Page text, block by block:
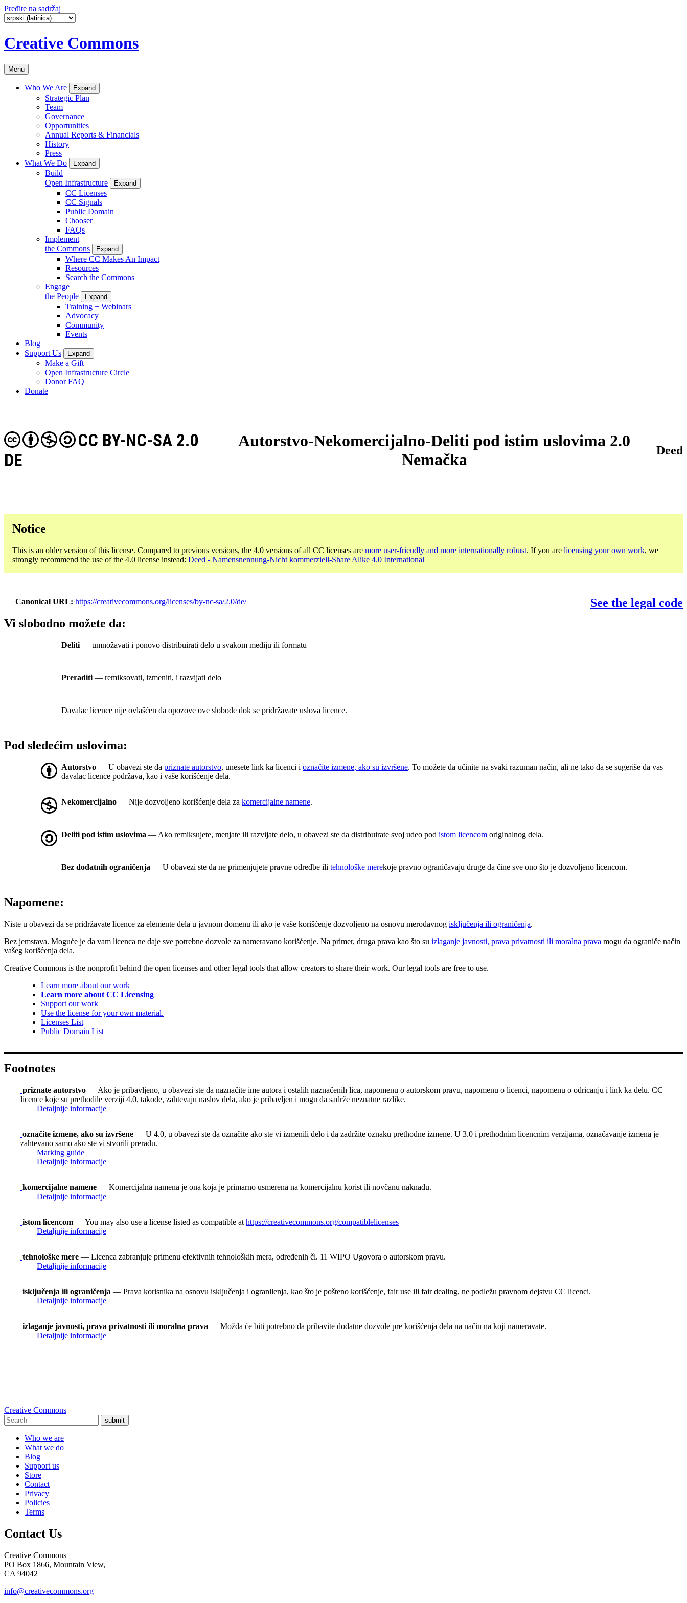
Pređite na sadržaj
Creative Commons
Menu
Who We Are Expand
Strategic Plan
Team
Governance
Opportunities
Annual Reports & Financials
History
Press
What We Do
Expand
Build
Open Infrastructure
Expand
CC Licenses
CC Signals
Public Domain
Chooser
FAQs
Implement
the Commons
Expand
Where CC Makes An Impact
Resources
Search the Commons
Engage
the People
Expand
Training + Webinars
Advocacy
Community
Events
Blog
Support Us
Expand
Make a Gift
Open Infrastructure Circle
Donor FAQ
Donate
Autorstvo-Nekomercijalno-Deliti pod istim uslovima 2.0
Nemačka
CC BY-NC-SA 2.0
DE
Deed
Notice
This is an older version of this license. Compared to previous versions, the 4.0 versions of all CC licenses are more user-friendly and more internationally robust. If you are licensing your own work, we
strongly recommend the use of the 4.0 license instead: Deed - Namensnennung-Nicht kommerziell-Share Alike 4.0 International
Canonical URL https://creativecommons.org/licenses/by-nc-sa/2.0/de/
See the legal code
Vi slobodno možete da:
Deliti — umnožavati i ponovo distribuirati delo u svakom mediju ili formatu
Preraditi — remiksovati, izmeniti, i razvijati delo
Davalac licence nije ovlašćen da opozove ove slobode dok se pridržavate uslova licence.
Pod sledećim uslovima:
Autorstvo — U obavezi ste da priznate autorstvo, unesete link ka licenci i označite izmene, ako su izvršene. To možete da učinite na svaki razuman način, ali ne tako da se sugeriše da vas
davalac licence podržava, kao i vaše korišćenje dela.
Nekomercijalno — Nije dozvoljeno korišćenje dela za komercijalne namene.
Deliti pod istim uslovima — Ako remiksujete, menjate ili razvijate delo, u obavezi ste da distribuirate svoj udeo pod istom licencom originalnog dela.
Bez dodatnih ograničenja — U obavezi ste da ne primenjujete pravne odredbe ili tehnološke merekoje pravno ograničavaju druge da čine sve ono što je dozvoljeno licencom.
Napomene:
Niste u obavezi da se pridržavate licence za elemente dela u javnom domenu ili ako je vaše korišćenje dozvoljeno na osnovu merodavnog isključenja ili ograničenja.
Bez jemstava. Moguće je da vam licenca ne daje sve potrebne dozvole za nameravano korišćenje. Na primer, druga prava kao što su izlaganje javnosti, prava privatnosti ili moralna prava mogu da ograniče način
vašeg korišćenja dela.
Creative Commons is the nonprofit behind the open licenses and other legal tools that allow creators to share their work. Our legal tools are free to use.
Learn more about our work
Learn more about CC Licensing
Support our work
Use the license for your own material.
Licenses List
Public Domain List
Footnotes
priznate autorstvo — Ako je pribavljeno, u obavezi ste da naznačite ime autora i ostalih naznačenih lica, napomenu o autorskom pravu, napomenu o licenci, napomenu o odricanju i link ka delu. CC
licence koje su prethodile verziji 4.0, takođe, zahtevaju naslov dela, ako je pribavljen i mogu da sadrže neznatne razlike.
Detaljnije informacije
označite izmene, ako su izvršene — U 4.0, u obavezi ste da označite ako ste vi izmenili delo i da zadržite oznaku prethodne izmene. U 3.0 i prethodnim licencnim verzijama, označavanje izmena je
zahtevano samo ako ste vi stvorili preradu.
Marking guide
Detaljnije informacije
komercijalne namene — Komercijalna namena je ona koja je primarno usmerena na komercijalnu korist ili novčanu naknadu.
Detaljnije informacije
istom licencom — You may also use a license listed as compatible at https://creativecommons.org/compatiblelicenses
Detaljnije informacije
tehnološke mere — Licenca zabranjuje primenu efektivnih tehnoloških mera, određenih čl. 11 WIPO Ugovora o autorskom pravu.
Detaljnije informacije
isključenja ili ograničenja — Prava korisnika na osnovu isključenja i ogranilenja, kao što je pošteno korišćenje, fair use ili fair dealing, ne podležu pravnom dejstvu CC licenci.
Detaljnije informacije
izlaganje javnosti, prava privatnosti ili moralna prava — Možda će biti potrebno da pribavite dodatne dozvole pre korišćenja dela na način na koji nameravate.
Detaljnije informacije
Creative Commons
submit
Who we are
What we do
Blog
Support us
Store
Contact
Privacy
Policies
Terms
Contact Us
Creative Commons
PO Box 1866, Mountain View,
CA 94042
info@creativecommons.org